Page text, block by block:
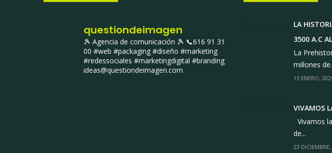
questiondeimagen
🎾 Agencia de comunicación 🎾 📞616 91 31
00 #web #packaging #diseño #marketing
#redessociales #marketingdigital #branding
ideas@questiondeimagen.com
LA
3500 A.C
La
millones
13 ENERO,
VIVAMOS
Vivamos
de...
23